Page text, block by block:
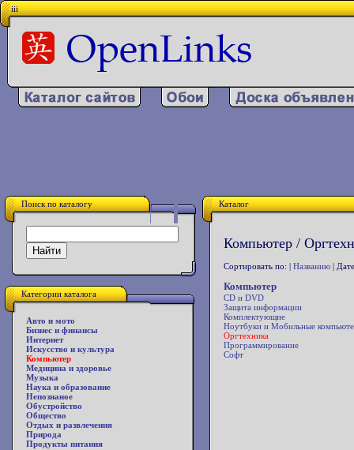
iii
Поиск по каталогу
Категории каталога
Авто и мото
Бизнес и финансы
Интернет
Искусство и культура
Компьютер
Медицина и здоровье
Музыка
Наука и образование
Непознаное
Обустройство
Общество
Отдых и развлечения
Природа
Продукты питания
Каталог
Компьютер /
Сортировать по: | Названию |
Компьютер
CD и DVD
Защита информации
Комплектующие
Ноутбуки и Мобильные
Оргтехника
Программирование
Софт